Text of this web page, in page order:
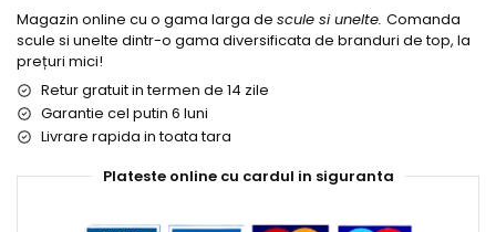
Magazin online cu o gama larga de scule si unelte. Comanda
scule si unelte dintr-o gama diversificata de branduri de top, la
prețuri mici!
Retur gratuit in termen de 14 zile
Garantie cel putin 6 luni
Livrare rapida in toata tara
Plateste online cu cardul in siguranta